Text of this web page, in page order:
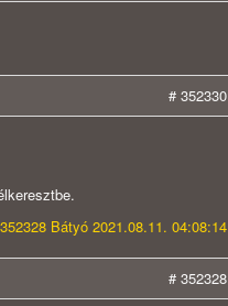
# 352330
Bátyó 2021.08.11. 04:08:14
# 352328